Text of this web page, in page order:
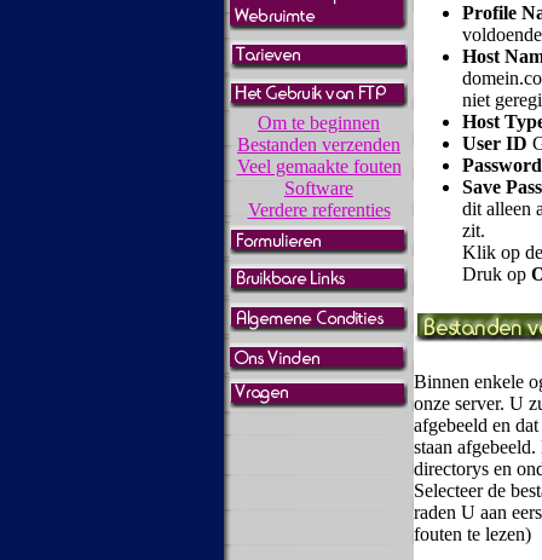
Om te beginnen
Bestanden verzenden
Veel gemaakte fouten
Software
Verdere referenties
Profile
voldoende
Host
niet
Host
User ID
Password
Save
dit alleen
zit.
Klik op
Druk op
Binnen enkele
onze server. U
afgebeeld en
staan
directorys en
Selecteer de
raden U aan
fouten te lezen)